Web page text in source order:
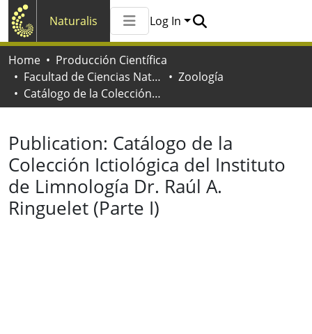
Naturalis
All of Naturalis
Log In
Home
Producción Científica
Facultad de Ciencias Naturales y Museo
Zoología
Catálogo de la Colección Ictiológica del Instituto de Limnología Dr. Raúl A. Ringuelet (Parte I)
Publication: Catálogo de la
Colección Ictiológica del Instituto
de Limnología Dr. Raúl A.
Ringuelet (Parte I)